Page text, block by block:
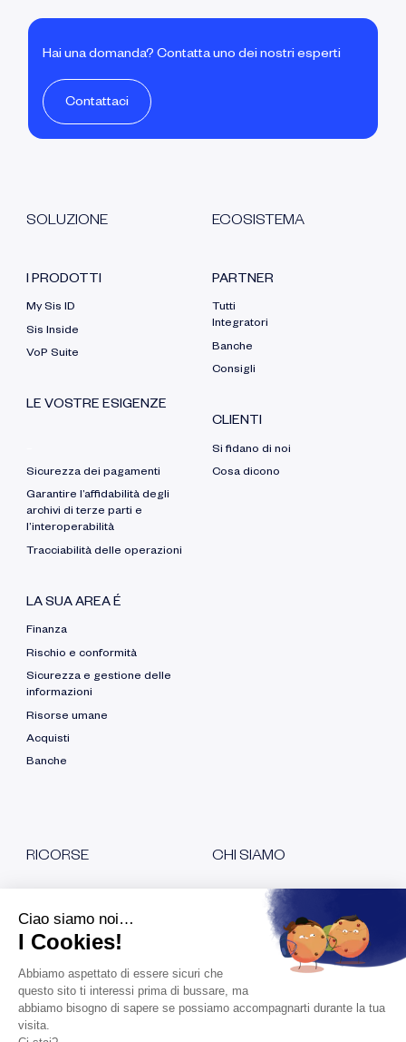
Hai una domanda? Contatta uno dei nostri esperti
Contattaci
SOLUZIONE
I PRODOTTI
My Sis ID
Sis Inside
VoP Suite
LE VOSTRE ESIGENZE
Sicurezza dei pagamenti
Garantire l’affidabilità degli
archivi di terze parti e
l’interoperabilità
Tracciabilità delle operazioni
LA SUA AREA É
Finanza
Rischio e conformità
Sicurezza e gestione delle
informazioni
Risorse umane
Acquisti
Banche
ECOSISTEMA
PARTNER
Tutti
Integratori
Banche
Consigli
CLIENTI
Si fidano di noi
Cosa dicono
RICORSE
PER TIPO
Blog
Libro bianco
Casi di studio
Interventi
Sala stampa
CHI SIAMO
PER SAPERNE DI PIÙ
Le nostre certificazioni
Unisciti al team
Contattateci